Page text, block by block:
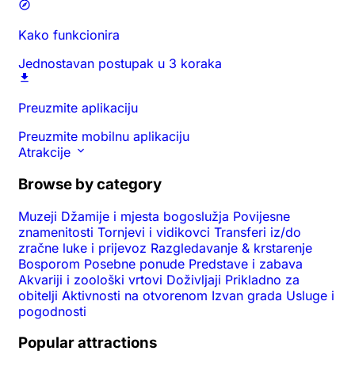
Kako funkcionira
Jednostavan postupak u 3 koraka
Preuzmite aplikaciju
Preuzmite mobilnu aplikaciju
Atrakcije
Browse by category
Muzeji Džamije i mjesta bogoslužja Povijesne
znamenitosti Tornjevi i vidikovci Transferi iz/do
zračne luke i prijevoz Razgledavanje & krstarenje
Bosporom Posebne ponude Predstave i zabava
Akvariji i zoološki vrtovi Doživljaji Prikladno za
obitelji Aktivnosti na otvorenom Izvan grada Usluge i
pogodnosti
Popular attractions